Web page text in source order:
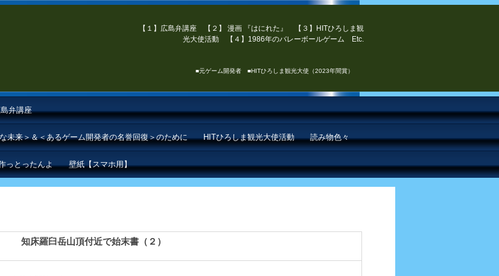
【１】広島弁講座 【２】 漫画 『はにれた』 【３】HITひろしま観
光大使活動 【４】1986年のバレーボールゲーム Etc.
■元ゲーム開発者 ■HITひろしま観光大使（2023年間賞）
弁講座
未来＞＆＜あるゲーム開発者の名誉回復＞のために HITひろしま観光大使活動 読み物色々
っとったんよ 壁紙【スマホ用】
知床羅臼岳山頂付近で始末書（２）